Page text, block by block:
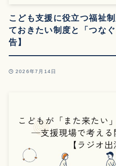
こども支援に役立つ福祉
ておきたい制度と「つな
告】
2026年7月14日